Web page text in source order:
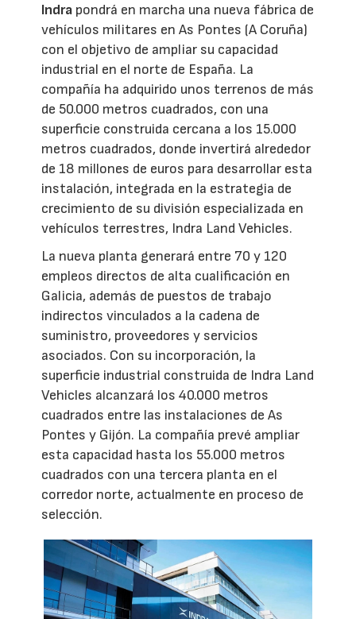
Indra pondrá en marcha una nueva fábrica de
vehículos militares en As Pontes (A Coruña)
con el objetivo de ampliar su capacidad
industrial en el norte de España. La
compañía ha adquirido unos terrenos de más
de 50.000 metros cuadrados, con una
superficie construida cercana a los 15.000
metros cuadrados, donde invertirá alrededor
de 18 millones de euros para desarrollar esta
instalación, integrada en la estrategia de
crecimiento de su división especializada en
vehículos terrestres, Indra Land Vehicles.
La nueva planta generará entre 70 y 120
empleos directos de alta cualificación en
Galicia, además de puestos de trabajo
indirectos vinculados a la cadena de
suministro, proveedores y servicios
asociados. Con su incorporación, la
superficie industrial construida de Indra Land
Vehicles alcanzará los 40.000 metros
cuadrados entre las instalaciones de As
Pontes y Gijón. La compañía prevé ampliar
esta capacidad hasta los 55.000 metros
cuadrados con una tercera planta en el
corredor norte, actualmente en proceso de
selección.